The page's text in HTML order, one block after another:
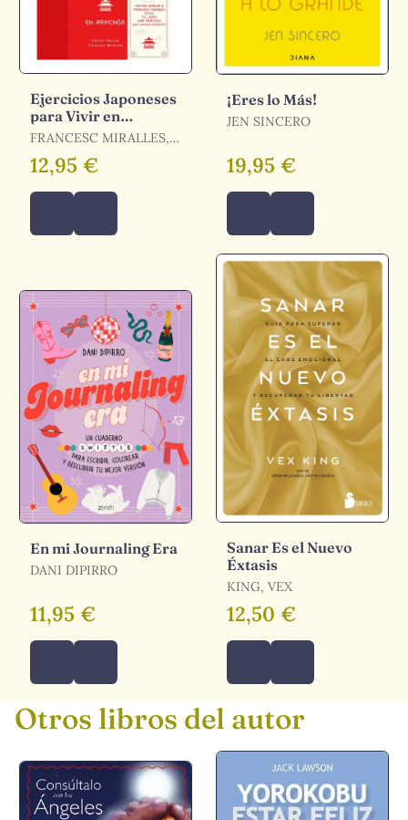
Ejercicios Japoneses
para Vivir en
Armonía. Más Allá
FRANCESC MIRALLES,
HÉCTOR GARCÍA
12,95 €
¡Eres lo Más!
JEN SINCERO
19,95 €
En mi Journaling Era
DANI DIPIRRO
11,95 €
Sanar Es el Nuevo
Éxtasis
KING, VEX
12,50 €
Otros libros del autor